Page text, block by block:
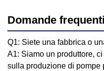
Domande frequenti
Q1: Siete una fabbrica o
A1: Siamo un produttore,
sulla produzione di pompe